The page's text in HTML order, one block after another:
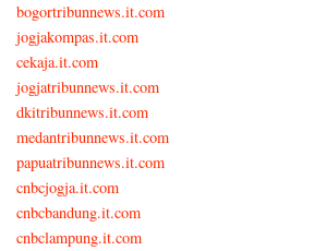
bogortribunnews.it.com
jogjakompas.it.com
cekaja.it.com
jogjatribunnews.it.com
dkitribunnews.it.com
medantribunnews.it.com
papuatribunnews.it.com
cnbcjogja.it.com
cnbcbandung.it.com
cnbclampung.it.com